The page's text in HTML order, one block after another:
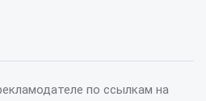
по ссылкам на